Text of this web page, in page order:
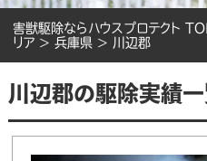
害獣駆除ならハウスプロテクト
リア > 兵庫県 > 川辺郡
川辺郡の駆除実績一